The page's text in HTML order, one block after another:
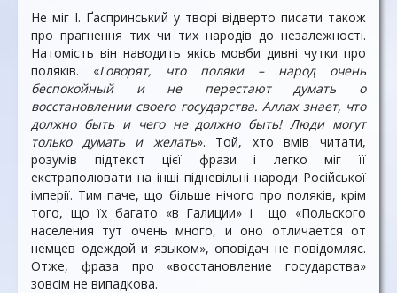
Не міг І. Ґаспринський у творі відверто писати також
про прагнення тих чи тих народів до незалежності.
Натомість він наводить якісь мовби дивні чутки про
поляків. «Говорят, что поляки – народ очень
беспокойный и не перестают думать о
восстановлении своего государства. Аллах знает, что
должно быть и чего не должно быть! Люди могут
только думать и желать». Той, хто вмів читати,
розумів підтекст цієї фрази і легко міг її
екстраполювати на інші підневільні народи Російської
імперії. Тим паче, що більше нічого про поляків, крім
того, що їх багато «в Галиции» і що «Польского
населения тут очень много, и оно отличается от
немцев одеждой и языком», оповідач не повідомляє.
Отже, фраза про «восстановление государства»
зовсім не випадкова.